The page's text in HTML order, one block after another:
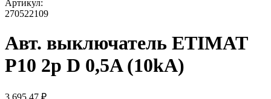
Артикул:
270522109
Авт. выключатель ETIMAT
P10 2p D 0,5A (10kA)
3 695.47 ₽